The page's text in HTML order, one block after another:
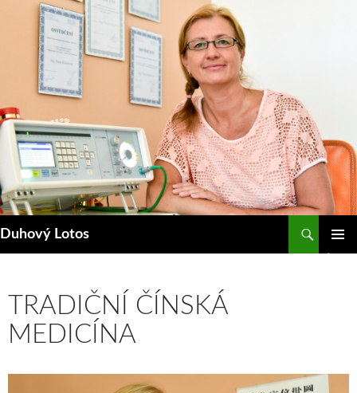
obsahu
Duhový Lotos
TRADIČNÍ ČÍNSKÁ
MEDICÍNA